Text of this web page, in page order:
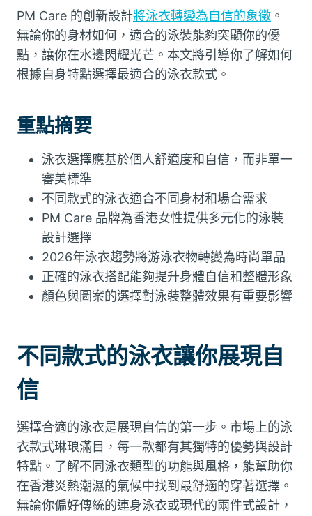
PM Care 的創新設計將泳衣轉變為自信的象徵 。
無論你的身材如何，適合的泳裝能夠突顯你的優
點，讓你在水邊閃耀光芒。本文將引導你了解如何
根據自身特點選擇最適合的泳衣款式。
重點摘要
泳衣選擇應基於個人舒適度和自信，而非單一
審美標準
不同款式的泳衣適合不同身材和場合需求
PM Care 品牌為香港女性提供多元化的泳裝
設計選擇
2026年泳衣趨勢將游泳衣物轉變為時尚單品
正確的泳衣搭配能夠提升身體自信和整體形象
顏色與圖案的選擇對泳裝整體效果有重要影響
不同款式的泳衣讓你展現自
信
選擇合適的泳衣是展現自信的第一步。市場上的泳
衣款式琳琅滿目，每一款都有其獨特的優勢與設計
特點。了解不同泳衣類型的功能與風格，能幫助你
在香港炎熱潮濕的氣候中找到最舒適的穿著選擇。
無論你偏好傳統的連身泳衣或現代的兩件式設計，